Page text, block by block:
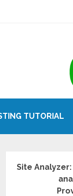
TUTORIAL
Site